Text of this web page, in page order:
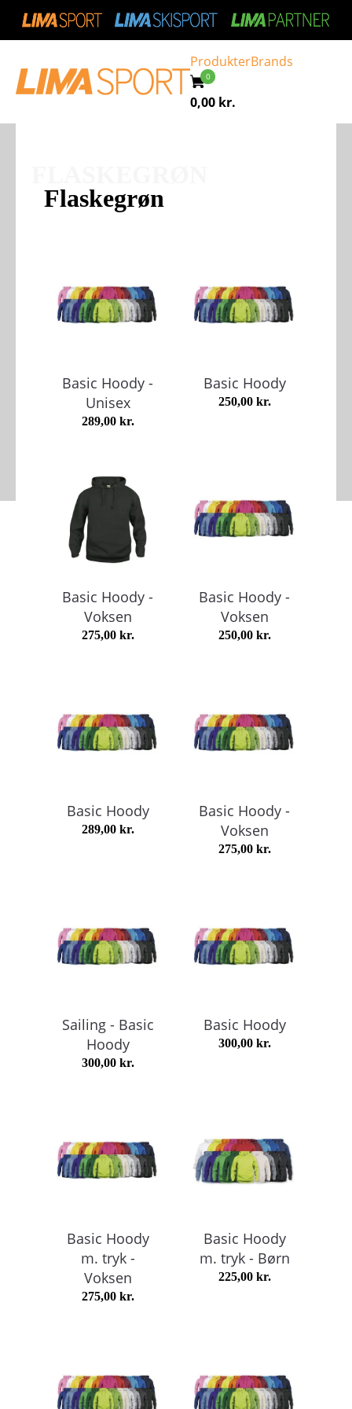
ProdukterBrands
0,00 kr.
Flaskegrøn
Basic Hoody -
Unisex
289,00 kr.
Basic Hoody
250,00 kr.
Basic Hoody -
Voksen
275,00 kr.
Basic Hoody -
Voksen
250,00 kr.
Basic Hoody
289,00 kr.
Basic Hoody -
Voksen
275,00 kr.
Sailing - Basic
Hoody
300,00 kr.
Basic Hoody
300,00 kr.
Basic Hoody
m. tryk -
Voksen
275,00 kr.
Basic Hoody
m. tryk - Børn
225,00 kr.